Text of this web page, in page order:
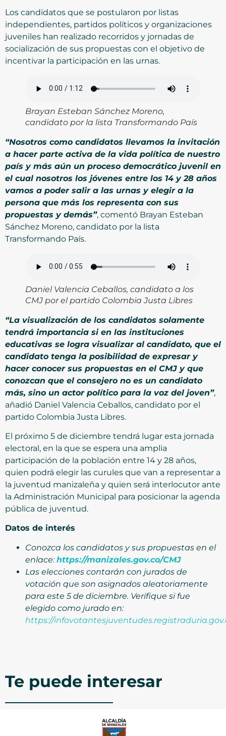
Los candidatos que se postularon por listas
independientes, partidos políticos y organizaciones
juveniles han realizado recorridos y jornadas de
socialización de sus propuestas con el objetivo de
incentivar la participación en las urnas.
Brayan Esteban Sánchez Moreno,
candidato por la lista Transformando País
“Nosotros como candidatos llevamos la invitación
a hacer parte activa de la vida política de nuestro
país y más aún un proceso democrático juvenil en
el cual nosotros los jóvenes entre los 14 y 28 años
vamos a poder salir a las urnas y elegir a la
persona que más los representa con sus
propuestas y demás”, comentó Brayan Esteban
Sánchez Moreno, candidato por la lista
Transformando País.
Daniel Valencia Ceballos, candidato a los
CMJ por el partido Colombia Justa Libres
“La visualización de los candidatos solamente
tendrá importancia si en las instituciones
educativas se logra visualizar al candidato, que el
candidato tenga la posibilidad de expresar y
hacer conocer sus propuestas en el CMJ y que
conozcan que el consejero no es un candidato
más, sino un actor político para la voz del joven”,
añadió Daniel Valencia Ceballos, candidato por el
partido Colombia Justa Libres.
El próximo 5 de diciembre tendrá lugar esta jornada
electoral, en la que se espera una amplia
participación de la población entre 14 y 28 años,
quien podrá elegir las curules que van a representar a
la juventud manizaleña y quien será interlocutor ante
la Administración Municipal para posicionar la agenda
pública de juventud.
Datos de interés
Conozca los candidatos y sus propuestas en el
enlace:https://manizales.gov.co/CMJ
Las elecciones contarán con jurados de
votación que son asignados aleatoriamente
para este 5 de diciembre. Verifique si fue
elegido como jurado en:
https://
Te puede interesar